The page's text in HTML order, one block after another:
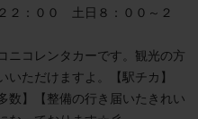
２：００　土日８：００～２
ニコレンタカーです。観光の方
いただけますよ。【駅チカ】
数】【整備の行き届いたきれい